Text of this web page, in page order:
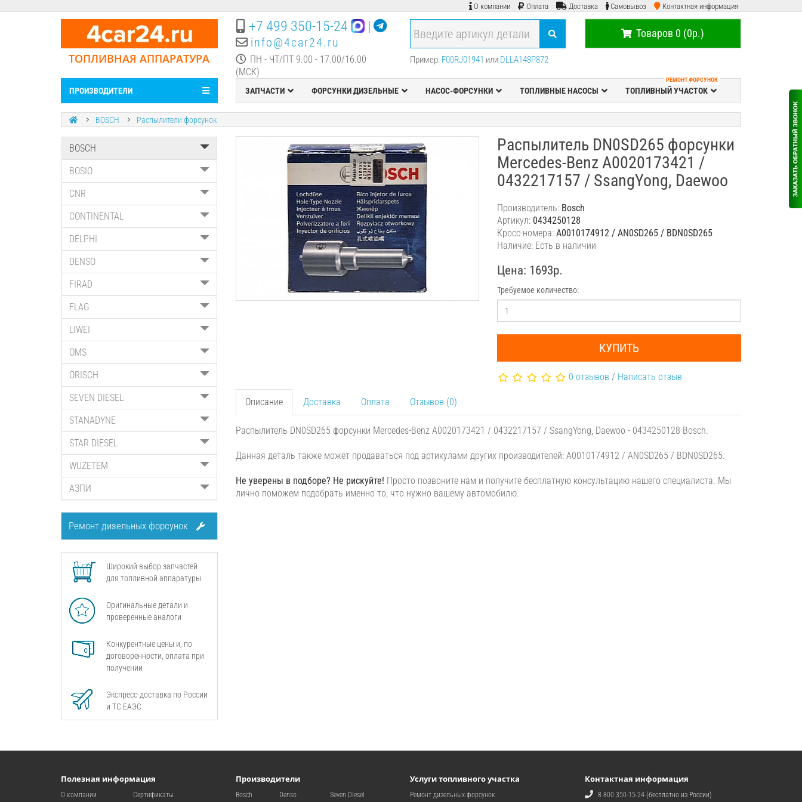
О компании Оплата Доставка Самовывоз Контактная информация
ТОПЛИВНАЯ АППАРАТУРА
+7 499 350-15-24 |
info@4car24.ru
ПН - ЧТ/ПТ 9.00 - 17.00/16.00
(МСК)
Пример: F00RJ01941 или DLLA148P872
Товаров 0 (0р.)
ПРОИЗВОДИТЕЛИ ЗАПЧАСТИ ФОРСУНКИ ДИЗЕЛЬНЫЕ НАСОС-ФОРСУНКИ ТОПЛИВНЫЕ НАСОСЫ
РЕМОНТ ФОРСУНОК
ТОПЛИВНЫЙ УЧАСТОК
BOSCH Распылители форсунок
BOSCH
BOSIO
CNR
CONTINENTAL
DELPHI
DENSO
FIRAD
FLAG
LIWEI
OMS
ORISCH
SEVEN DIESEL
STANADYNE
STAR DIESEL
WUZETEM
АЗПИ
Ремонт дизельных форсунок
Широкий выбор запчастей
для топливной аппаратуры
Оригинальные детали и
проверенные аналоги
Конкурентные цены и, по
договоренности, оплата при
получении
Экспресс-доставка по России
и ТС ЕАЭС
Распылитель DN0SD265 форсунки
Mercedes-Benz A0020173421 /
0432217157 / SsangYong, Daewoo
Производитель: Bosch
Артикул: 0434250128
Кросс-номера:A0010174912 / AN0SD265 / BDN0SD265
Наличие: Есть в наличии
Цена: 1693р.
Требуемое количество:
КУПИТЬ
0 отзывов / Написать отзыв
Описание Доставка Оплата Отзывов (0)
Распылитель DN0SD265 форсунки Mercedes-Benz A0020173421 / 0432217157 / SsangYong, Daewoo - 0434250128 Bosch.
Данная деталь также может продаваться под артикулами других производителей: A0010174912 / AN0SD265 / BDN0SD265.
Не уверены в подборе? Не рискуйте! Просто позвоните нам и получите бесплатную консультацию нашего специалиста. Мы
лично поможем подобрать именно то, что нужно вашему автомобилю.
Полезная информация
О компании Сертификаты
Производители
Bosch Denso Seven Diesel
Услуги топливного участка
Ремонт дизельных форсунок
Контактная информация
8 800 350-15-24(бесплатно из России)